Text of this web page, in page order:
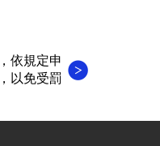
依規定申
以免受罰